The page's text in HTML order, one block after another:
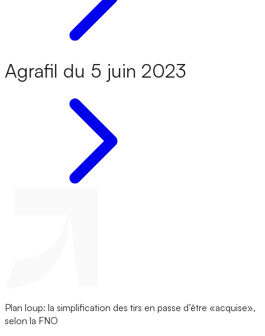
Agrafil du 5 juin 2023
Plan loup: la simplification des tirs en passe d’être «acquise»,
selon la FNO